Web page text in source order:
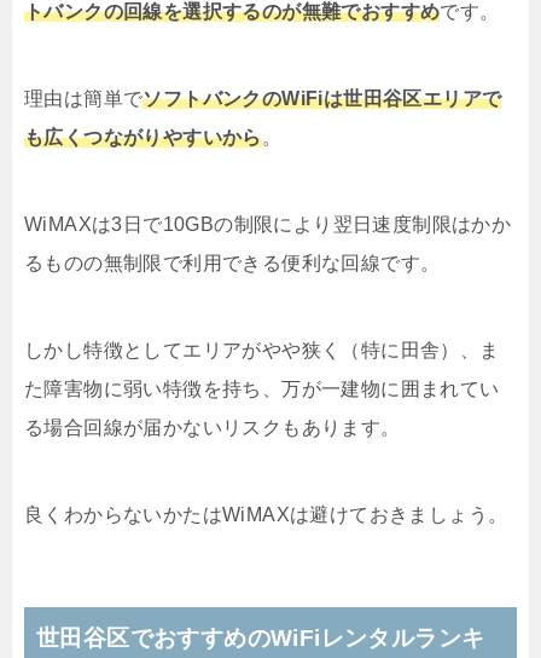
トバンクの回線を選択するのが無難でおすすめです。
理由は簡単でソフトバンクのWiFiは世田谷区エリアで
も広くつながりやすいから。
WiMAXは3日で10GBの制限により翌日速度制限はかか
るものの無制限で利用できる便利な回線です。
しかし特徴としてエリアがやや狭く（特に田舎）、ま
た障害物に弱い特徴を持ち、万が一建物に囲まれてい
る場合回線が届かないリスクもあります。
良くわからないかたはWiMAXは避けておきましょう。
世田谷区でおすすめのWiFiレンタルランキ